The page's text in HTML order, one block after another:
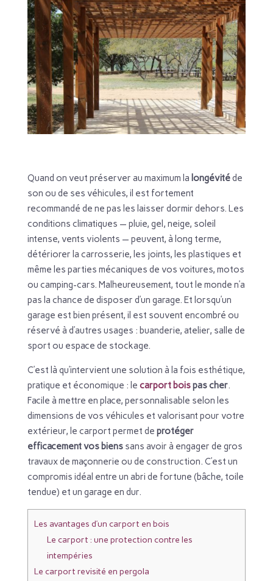
Quand on veut préserver au maximum la longévitéde
son ou de ses véhicules, il est fortement
recommandé de ne pas les laisser dormir dehors. Les
conditions climatiques — pluie, gel, neige, soleil
intense, vents violents — peuvent, à long terme,
détériorer la carrosserie, les joints, les plastiques et
même les parties mécaniques de vos voitures, motos
ou camping-cars. Malheureusement, tout le monde n’a
pas la chance de disposer d’un garage. Et lorsqu’un
garage est bien présent, il est souvent encombré ou
réservé à d’autres usages : buanderie, atelier, salle de
sport ou espace de stockage.
C’est là qu’intervient une solution à la fois esthétique,
pratique et économique : le carport boispas cher.
Facile à mettre en place, personnalisable selon les
dimensions de vos véhicules et valorisant pour votre
extérieur, le carport permet de protéger
efficacement vos biens sans avoir à engager de gros
travaux de maçonnerie ou de construction. C’est un
compromis idéal entre un abri de fortune (bâche, toile
tendue) et un garage en dur.
Les avantages d’un carport en bois
Le carport : une protection contre les
intempéries
Le carport revisité en pergola